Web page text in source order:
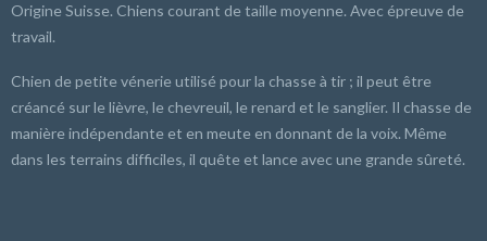
Origine Suisse. Chiens courant de taille moyenne. Avec épreuve de
travail.
Chien de petite vénerie utilisé pour la chasse à tir ; il peut être
créancé sur le lièvre, le chevreuil, le renard et le sanglier. Il chasse de
manière indépendante et en meute en donnant de la voix. Même
dans les terrains difficiles, il quête et lance avec une grande sûreté.